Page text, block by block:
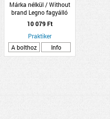
Márka nélkül / Without
brand Legno fagyálló
kültéri barna 60x60cm
matt gres padlólap
10 079 Ft
Praktiker
A bolthoz
Info